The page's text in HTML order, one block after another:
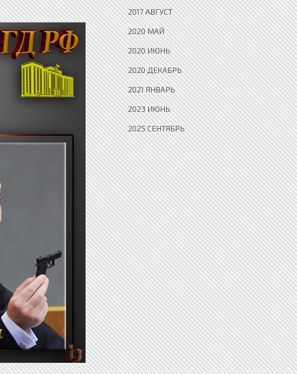
2017 АВГУСТ
2020 МАЙ
2020 ИЮНЬ
2020 ДЕКАБРЬ
2021 ЯНВАРЬ
2023 ИЮНЬ
2025 СЕНТЯБРЬ